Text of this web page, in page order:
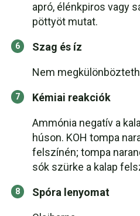
apró, élénkpiros vagy
pöttyöt mutat.
Szag és íz
Nem
Kémiai reakciók
Ammónia negatív a
húson. KOH tompa
felszínén; tompa
sók szürke a kalap
Spóra lenyomat